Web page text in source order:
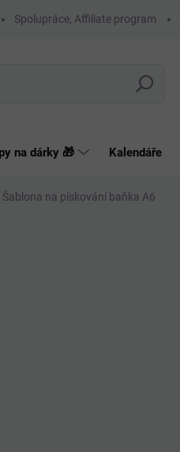
Spolupráce, Affiliate program
Hledat
na dárky 🎁 Kalendáře
Šablona na pískování baňka A6